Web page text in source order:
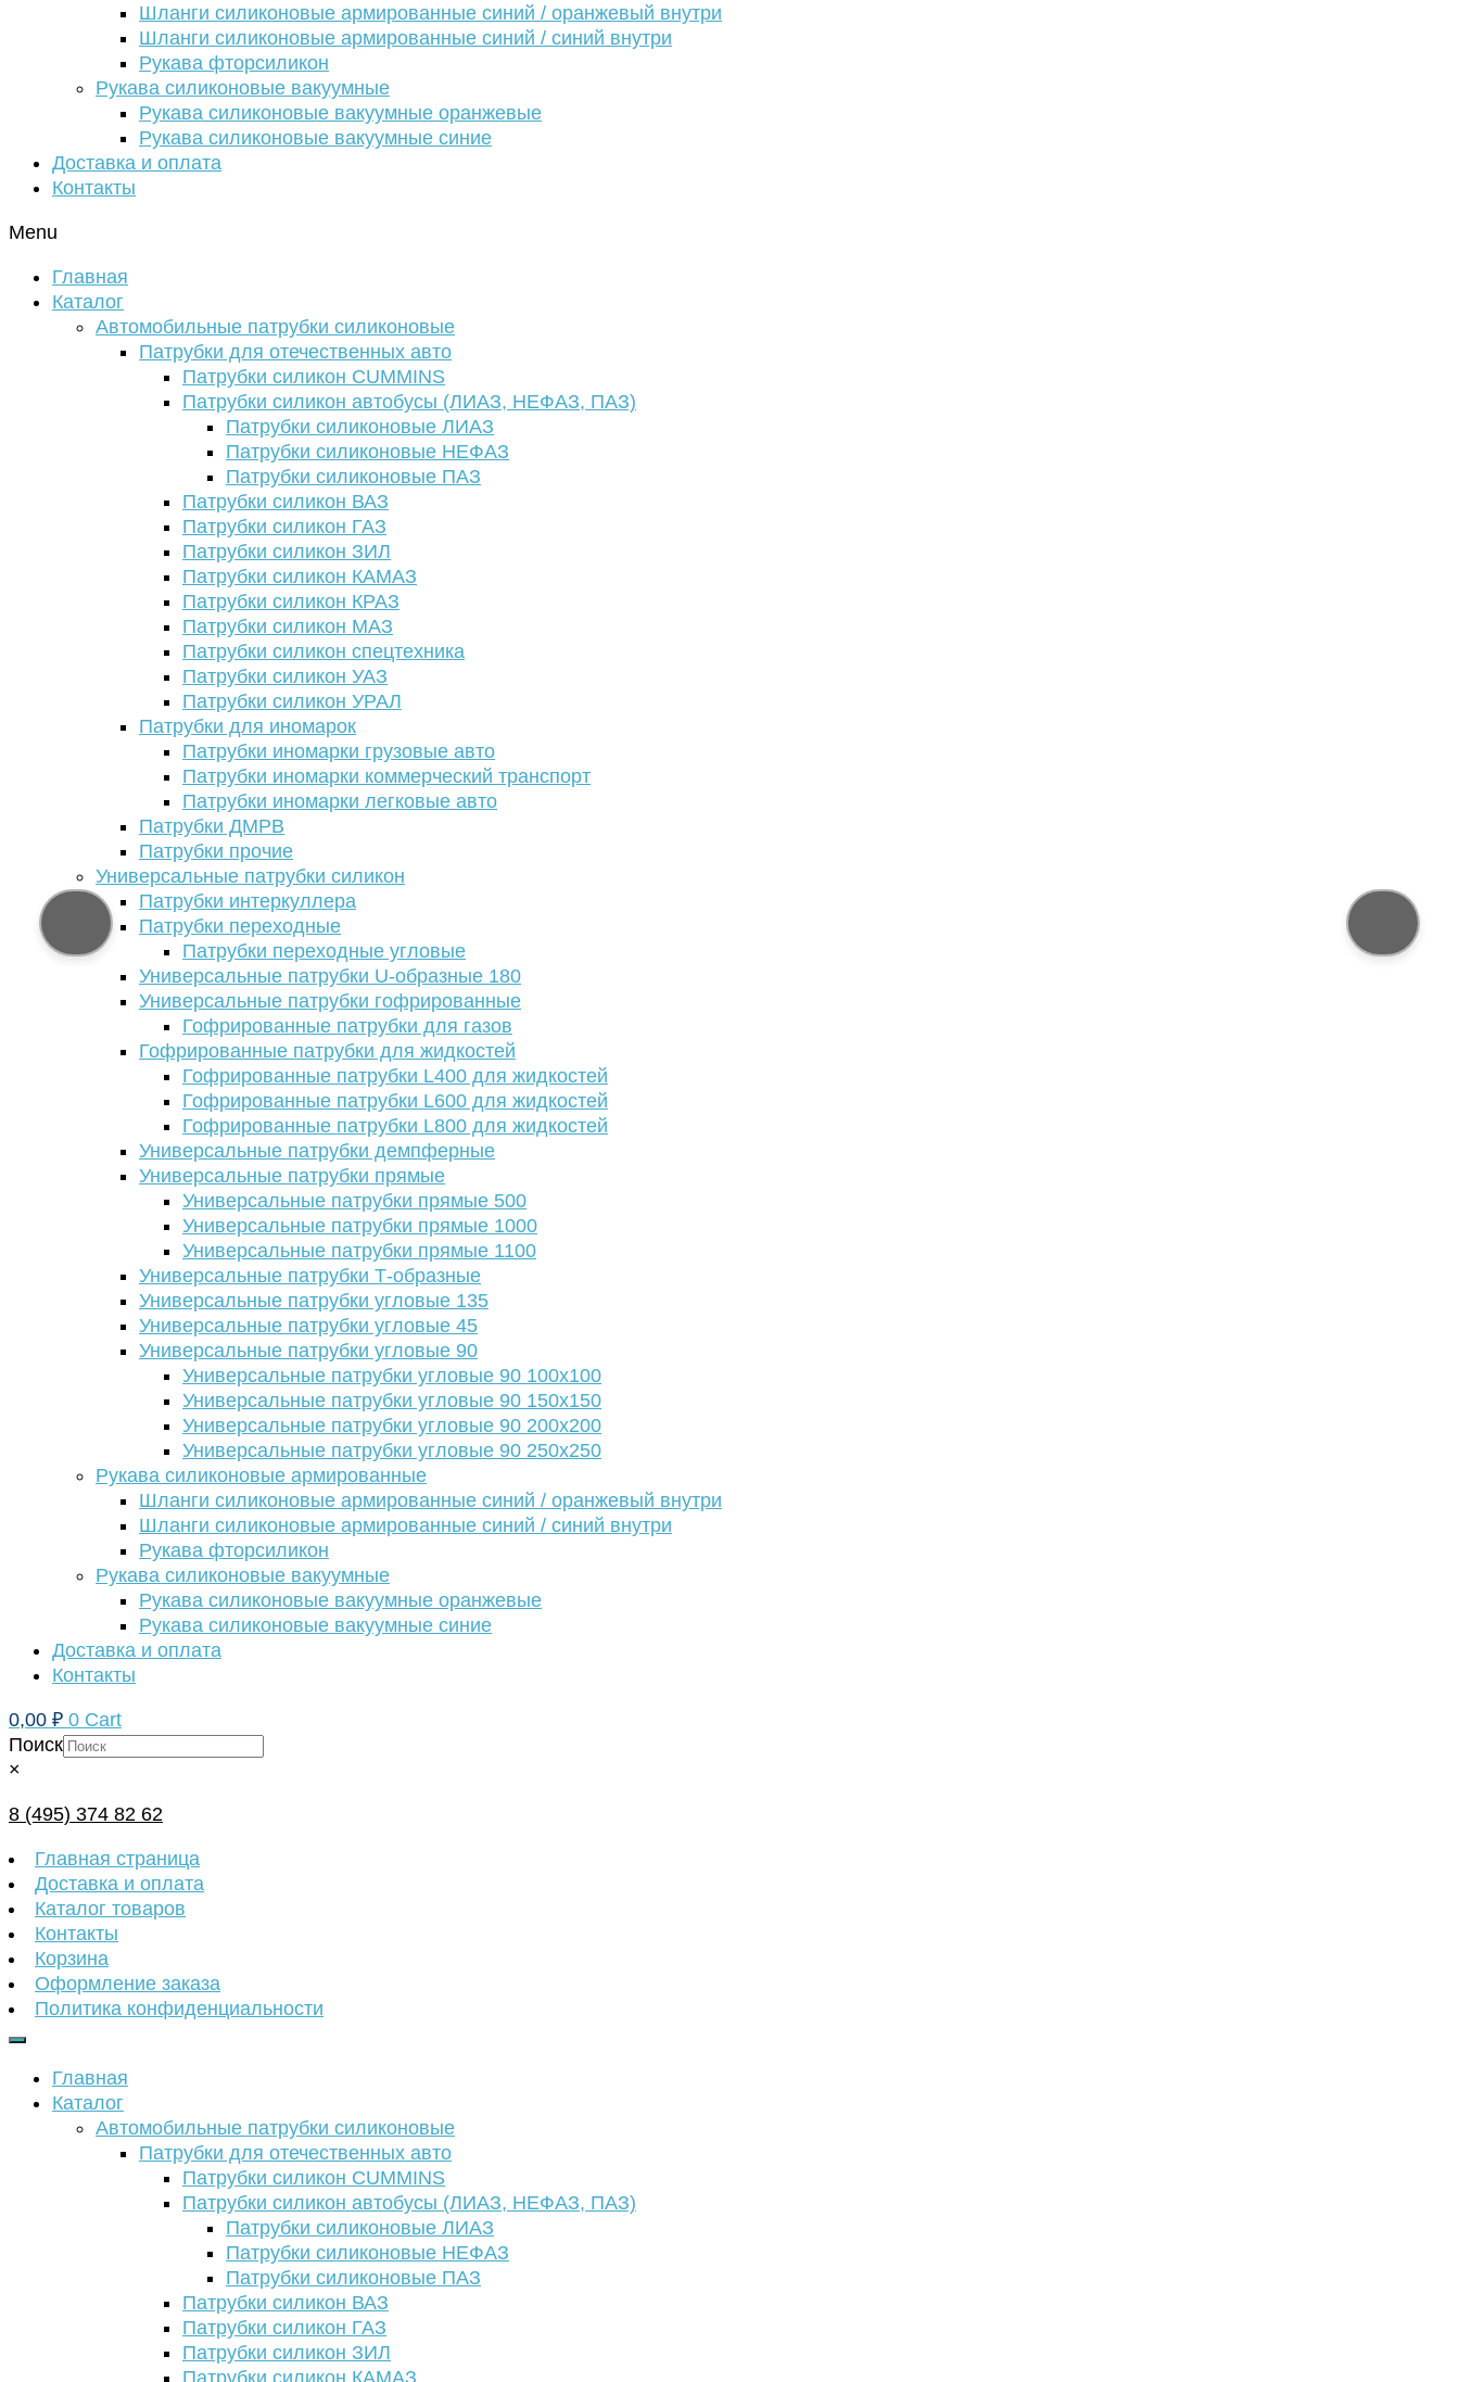
Шланги силиконовые армированные синий / оранжевый внутри
Шланги силиконовые армированные синий / синий внутри
Рукава фторсиликон
Рукава силиконовые вакуумные
Рукава силиконовые вакуумные оранжевые
Рукава силиконовые вакуумные синие
Доставка и оплата
Контакты
Menu
Главная
Каталог
Автомобильные патрубки силиконовые
Патрубки для отечественных авто
Патрубки силикон CUMMINS
Патрубки силикон автобусы (ЛИАЗ, НЕФАЗ, ПАЗ)
Патрубки силиконовые ЛИАЗ
Патрубки силиконовые НЕФАЗ
Патрубки силиконовые ПАЗ
Патрубки силикон ВАЗ
Патрубки силикон ГАЗ
Патрубки силикон ЗИЛ
Патрубки силикон КАМАЗ
Патрубки силикон КРАЗ
Патрубки силикон МАЗ
Патрубки силикон спецтехника
Патрубки силикон УАЗ
Патрубки силикон УРАЛ
Патрубки для иномарок
Патрубки иномарки грузовые авто
Патрубки иномарки коммерческий транспорт
Патрубки иномарки легковые авто
Патрубки ДМРВ
Патрубки прочие
Универсальные патрубки силикон
Патрубки интеркуллера
Патрубки переходные
Патрубки переходные угловые
Универсальные патрубки U-образные 180
Универсальные патрубки гофрированные
Гофрированные патрубки для газов
Гофрированные патрубки для жидкостей
Гофрированные патрубки L400 для жидкостей
Гофрированные патрубки L600 для жидкостей
Гофрированные патрубки L800 для жидкостей
Универсальные патрубки демпферные
Универсальные патрубки прямые
Универсальные патрубки прямые 500
Универсальные патрубки прямые 1000
Универсальные патрубки прямые 1100
Универсальные патрубки Т-образные
Универсальные патрубки угловые 135
Универсальные патрубки угловые 45
Универсальные патрубки угловые 90
Универсальные патрубки угловые 90 100х100
Универсальные патрубки угловые 90 150х150
Универсальные патрубки угловые 90 200х200
Универсальные патрубки угловые 90 250х250
Рукава силиконовые армированные
Шланги силиконовые армированные синий / оранжевый внутри
Шланги силиконовые армированные синий / синий внутри
Рукава фторсиликон
Рукава силиконовые вакуумные
Рукава силиконовые вакуумные оранжевые
Рукава силиконовые вакуумные синие
Доставка и оплата
Контакты
0,00 ₽ 0 Cart
Поиск
×
8 (495) 374 82 62
Главная страница
Доставка и оплата
Каталог товаров
Контакты
Корзина
Оформление заказа
Политика конфиденциальности
Главная
Каталог
Автомобильные патрубки силиконовые
Патрубки для отечественных авто
Патрубки силикон CUMMINS
Патрубки силикон автобусы (ЛИАЗ, НЕФАЗ, ПАЗ)
Патрубки силиконовые ЛИАЗ
Патрубки силиконовые НЕФАЗ
Патрубки силиконовые ПАЗ
Патрубки силикон ВАЗ
Патрубки силикон ГАЗ
Патрубки силикон ЗИЛ
Патрубки силикон КАМАЗ